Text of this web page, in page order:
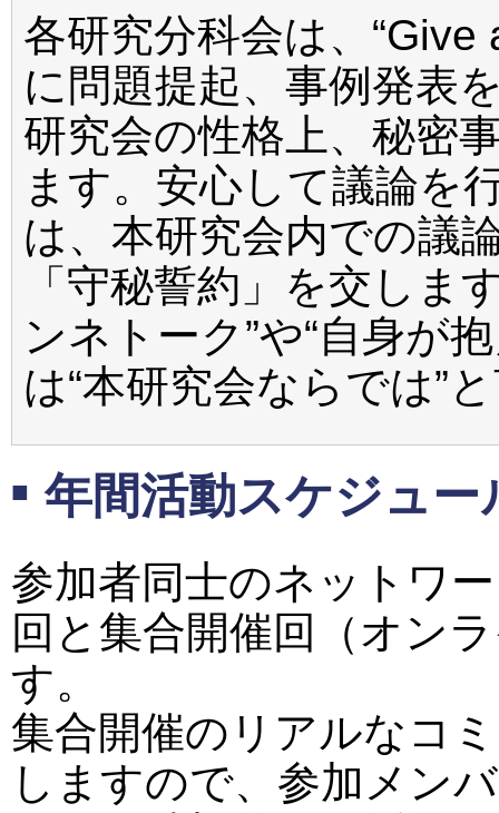
各研究分科会は、
に問題提起、事例発表
研究会の性格上、秘密
ます。安心して議論を
は、本研究会内での議
「守秘誓約」を交しま
ンネトーク”や“自身が
は“本研究会ならでは”
年間活動スケジュー
参加者同士のネットワ
回と集合開催回（オン
す。
集合開催のリアルなコ
しますので、参加メン